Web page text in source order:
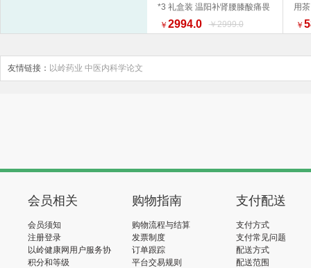
*3 礼盒装 温阳补肾腰膝酸痛畏
寒 新旧包装随机发货
￥ 2994.0 ￥2999.0
用
￥
友情链接： 以岭药业 中医内科学论文
会员相关
会员须知
注册登录
以岭健康网用户服务协
议
积分和等级
购物指南
购物流程与结算
发票制度
订单跟踪
平台交易规则
支付配送
支付方式
支付常见问题
配送方式
配送范围